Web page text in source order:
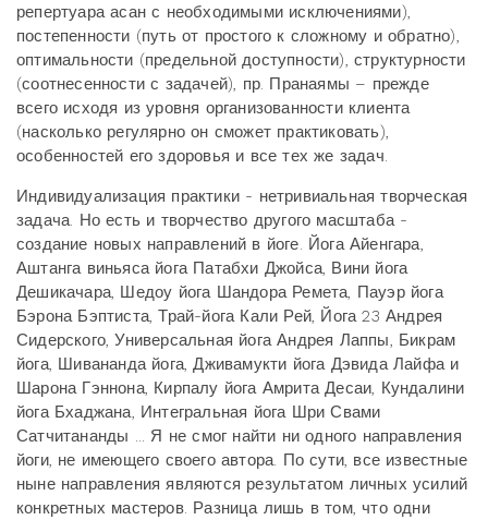
репертуара асан с необходимыми исключениями),
постепенности (путь от простого к сложному и обратно),
оптимальности (предельной доступности), структурности
(соотнесенности с задачей), пр. Пранаямы – прежде
всего исходя из уровня организованности клиента
(насколько регулярно он сможет практиковать),
особенностей его здоровья и все тех же задач.
Индивидуализация практики - нетривиальная творческая
задача. Но есть и творчество другого масштаба -
создание новых направлений в йоге. Йога Айенгара,
Аштанга виньяса йога Патабхи Джойса, Вини йога
Дешикачара, Шедоу йога Шандора Ремета, Пауэр йога
Бэрона Бэптиста, Трай-йога Кали Рей, Йога 23 Андрея
Сидерского, Универсальная йога Андрея Лаппы, Бикрам
йога, Шивананда йога, Дживамукти йога Дэвида Лайфа и
Шарона Гэннона, Кирпалу йога Амрита Десаи, Кундалини
йога Бхаджана, Интегральная йога Шри Свами
Сатчитананды ... Я не смог найти ни одного направления
йоги, не имеющего своего автора. По сути, все известные
ныне направления являются результатом личных усилий
конкретных мастеров. Разница лишь в том, что одни